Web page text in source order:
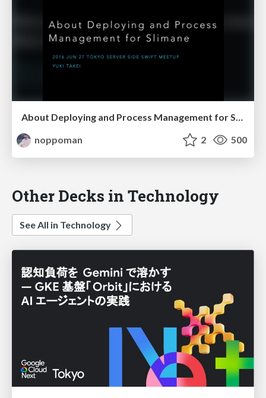
About Deploying and Process Management for Slimane
noppoman
2 500
Other Decks in Technology
See All in Technology